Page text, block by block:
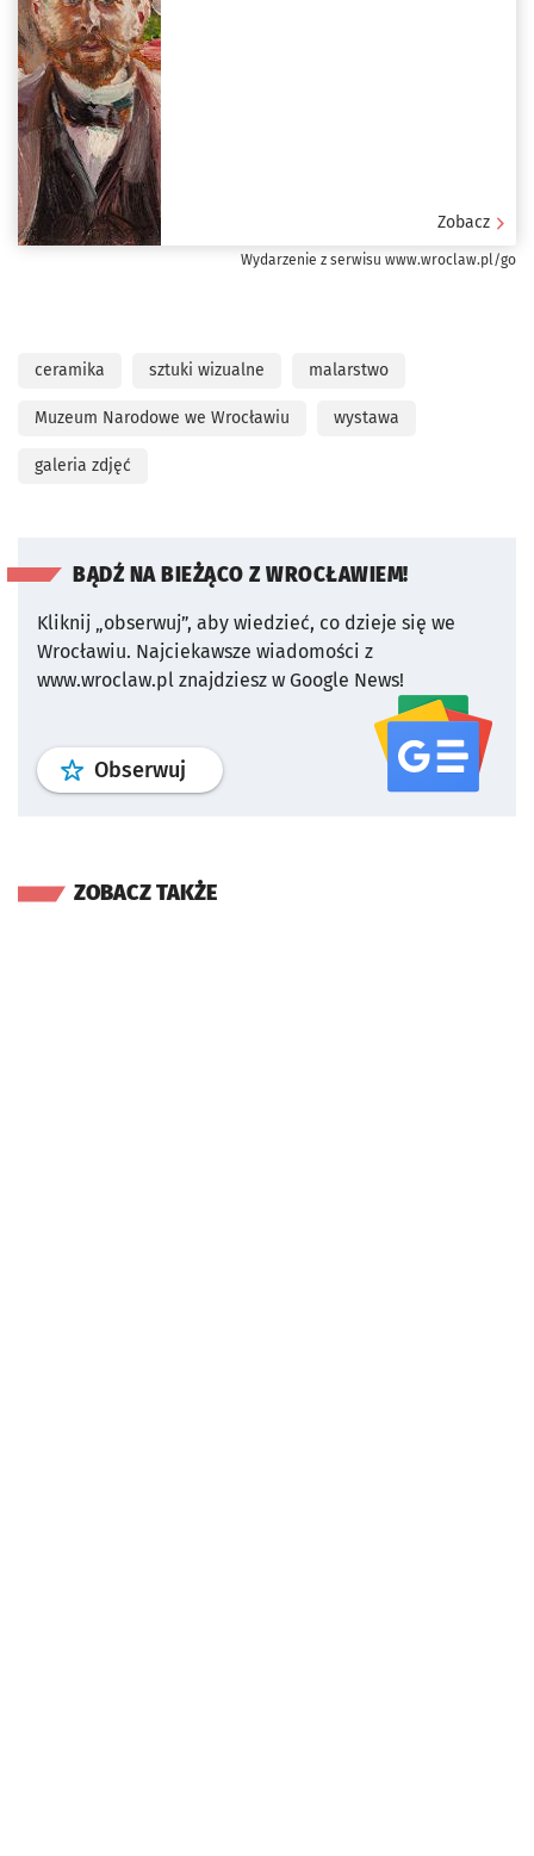
Zobacz
Wydarzenie z serwisu www.wroclaw.pl/go
ceramika sztuki wizualne malarstwo
Muzeum Narodowe we Wrocławiu wystawa
galeria zdjęć
BĄDŹ NA BIEŻĄCO Z WROCŁAWIEM!
Kliknij „obserwuj”, aby wiedzieć, co dzieje się we
Wrocławiu. Najciekawsze wiadomości z
www.wroclaw.pl znajdziesz w Google News!
Obserwuj profil serwisu
ZOBACZ TAKŻE